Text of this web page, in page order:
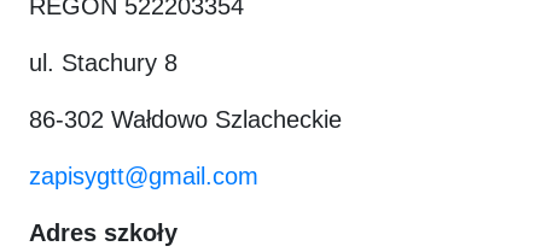
REGON 522203354
ul. Stachury 8
86-302 Wałdowo Szlacheckie
zapisygtt@gmail.com
Adres szkoły